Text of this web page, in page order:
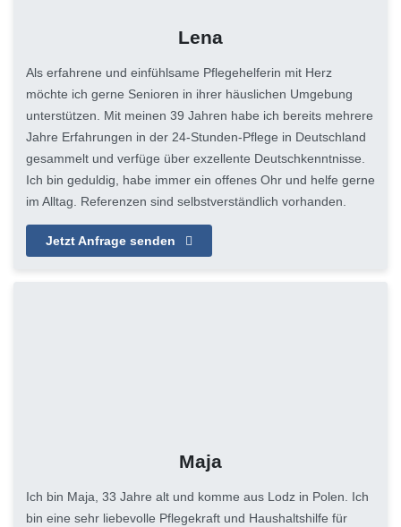
Lena
Als erfahrene und einfühlsame Pflegehelferin mit Herz
möchte ich gerne Senioren in ihrer häuslichen Umgebung
unterstützen. Mit meinen 39 Jahren habe ich bereits mehrere
Jahre Erfahrungen in der 24-Stunden-Pflege in Deutschland
gesammelt und verfüge über exzellente Deutschkenntnisse.
Ich bin geduldig, habe immer ein offenes Ohr und helfe gerne
im Alltag. Referenzen sind selbstverständlich vorhanden.
Jetzt Anfrage senden
Maja
Ich bin Maja, 33 Jahre alt und komme aus Lodz in Polen. Ich
bin eine sehr liebevolle Pflegekraft und Haushaltshilfe für